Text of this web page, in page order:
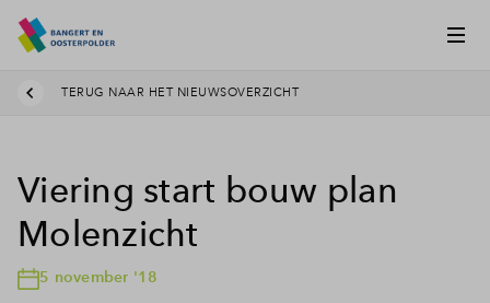
TERUG NAAR HET NIEUWSOVERZICHT
Viering start bouw plan
Molenzicht
5 november '18